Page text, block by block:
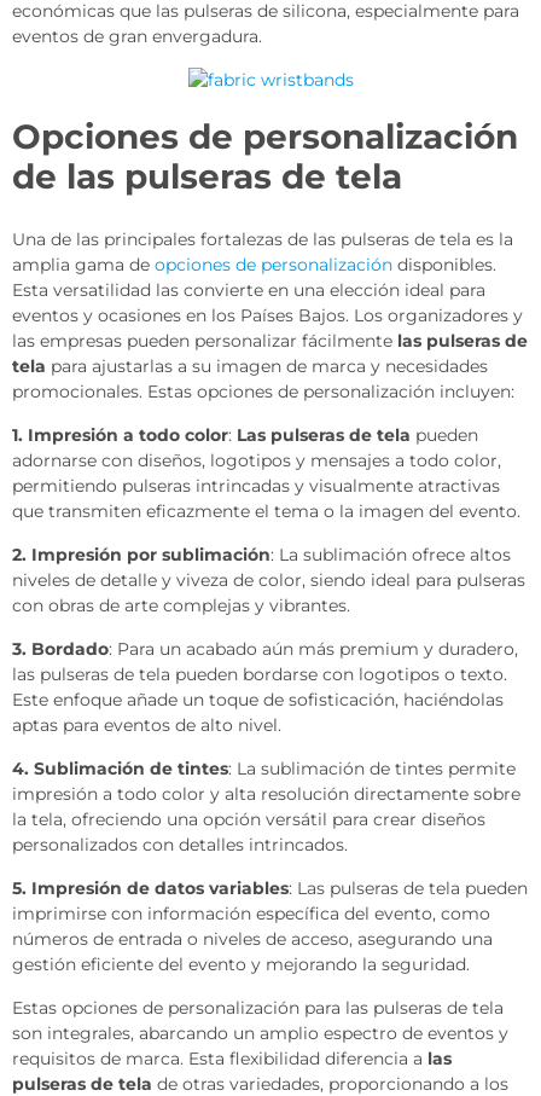
económicas que las pulseras de silicona, especialmente para
eventos de gran envergadura.
Opciones de personalización
de las pulseras de tela
Una de las principales fortalezas de las pulseras de tela es la
amplia gama de opciones de personalización disponibles.
Esta versatilidad las convierte en una elección ideal para
eventos y ocasiones en los Países Bajos. Los organizadores y
las empresas pueden personalizar fácilmente las pulseras de
tela para ajustarlas a su imagen de marca y necesidades
promocionales. Estas opciones de personalización incluyen:
1. Impresión a todo color: Las pulseras de tela pueden
adornarse con diseños, logotipos y mensajes a todo color,
permitiendo pulseras intrincadas y visualmente atractivas
que transmiten eficazmente el tema o la imagen del evento.
2. Impresión por sublimación: La sublimación ofrece altos
niveles de detalle y viveza de color, siendo ideal para pulseras
con obras de arte complejas y vibrantes.
3. Bordado: Para un acabado aún más premium y duradero,
las pulseras de tela pueden bordarse con logotipos o texto.
Este enfoque añade un toque de sofisticación, haciéndolas
aptas para eventos de alto nivel.
4. Sublimación de tintes: La sublimación de tintes permite
impresión a todo color y alta resolución directamente sobre
la tela, ofreciendo una opción versátil para crear diseños
personalizados con detalles intrincados.
5. Impresión de datos variables: Las pulseras de tela pueden
imprimirse con información específica del evento, como
números de entrada o niveles de acceso, asegurando una
gestión eficiente del evento y mejorando la seguridad.
Estas opciones de personalización para las pulseras de tela
son integrales, abarcando un amplio espectro de eventos y
requisitos de marca. Esta flexibilidad diferencia a las
pulseras de tela de otras variedades, proporcionando a los